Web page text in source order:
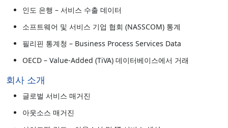
인도 은행 – 서비스 수출 데이터
소프트웨어 및 서비스 기업 협회 (NASSCOM) 통계
필리핀 통계청 – Business Process Services Data
OECD – Value-Added (TiVA) 데이터베이스에서 거래
회사 소개
글로벌 서비스 매거진
아웃소스 매거진